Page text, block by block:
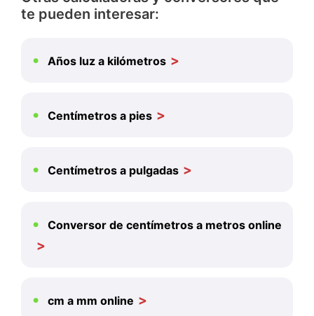
te pueden interesar:
Años luz a kilómetros
Centímetros a pies
Centímetros a pulgadas
Conversor de centímetros a metros online
cm a mm online